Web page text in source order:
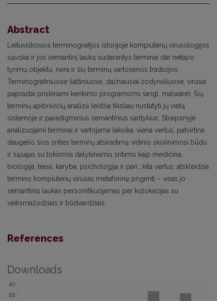
Abstract
Lietuviškosios terminografijos istorijoje kompiuterių virusologijos
sąvoka ir jos semantinį lauką sudarantys terminai dar netapo
tyrimų objektu, nėra ir šių terminų vartosenos tradicijos.
Terminografiniuose šaltiniuose, dažniausiai žodynėliuose, virusai
paprastai priskiriami kenkimo programoms (angl. malware). Šių
terminų apibrėžčių analizė leidžia tiksliau nustatyti jų vietą
sistemoje ir paradigminius semantinius santykius. Straipsnyje
analizuojami terminai ir vartojama leksika, viena vertus, patvirtina
daugelio šios srities terminų atsiradimą vidinio skolinimosi būdu
ir sąsajas su tokiomis dalykinėmis sritimis kaip medicina,
biologija, teisė, karyba, psichologija ir pan.; kita vertus, atskleidžia
termino kompiuterių virusas metaforinę prigimtį – visas jo
semantinis laukas personifikuojamas per kolokacijas su
veiksmažodžiais ir būdvardžiais.
References
Downloads